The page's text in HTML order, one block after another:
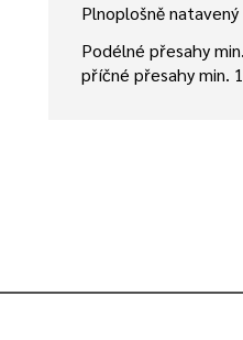
Plnoplošně natavený
Podélné přesahy
příčné přesahy min.